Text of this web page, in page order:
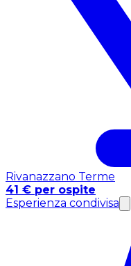
Rivanazzano Terme
41 € per ospite
Esperienza condivisa